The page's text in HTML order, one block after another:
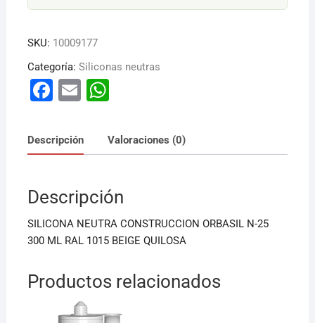
SKU: 10009177
Categoría: Siliconas neutras
F
c
e
o
o
k
E
ai
l
W
at
s
p
p
Descripción Valoraciones (0)
Descripción
SILICONA NEUTRA CONSTRUCCION ORBASIL N-25
300 ML RAL 1015 BEIGE QUILOSA
Productos relacionados